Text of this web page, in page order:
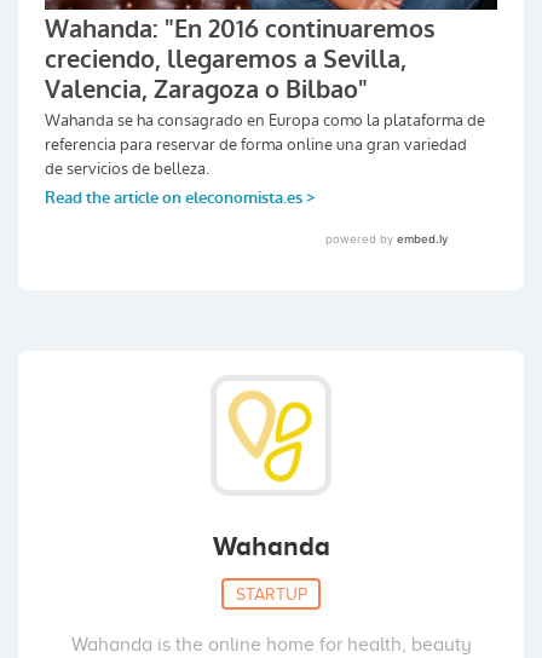
Wahanda
STARTUP
Wahanda is the online home for health, beauty